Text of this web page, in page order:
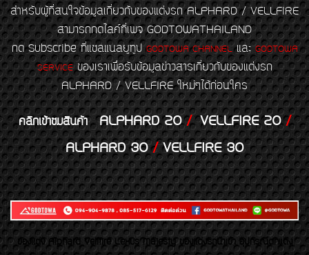
สำหรับผู้ที่สนใจข้อมูลเกี่ยวกับของแต่งรถ ALPHARD / VELLFIRE
สามารถกดไลค์ที่เพจ GODTOWATHAILAND
กด Subscribe ที่แชลแนลยูทูปGODTOWA CHANNELและGODTOWA
SERVICEของเราเพื่อรับข้อมูลข่าวสารเกี่ยวกับของแต่งรถ
ALPHARD / VELLFIRE ใหม่ๆได้ก่อนใคร
คลิกเข้าชมสินค้า ALPHARD 20/VELLFIRE 20/
ALPHARD 30/VELLFIRE 30
ของเเต่ง Alphard Vellfire Lexus Majesty ของเเต่งรถนำเข้า อุปกรณ์ตกแต่ง